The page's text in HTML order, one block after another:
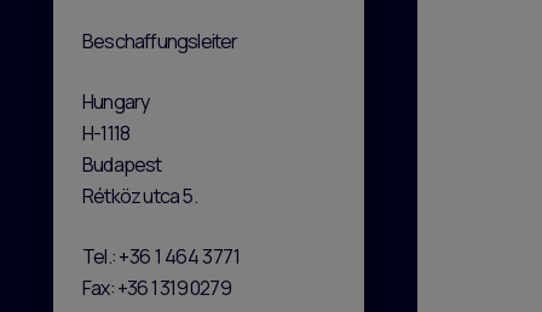
Beschaffungsleiter
Hungary
H-1118
Budapest
Rétköz utca 5.
Tel.:+36 1 464 3771
Fax: +36 1 319 0279